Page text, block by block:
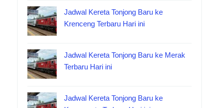
Jadwal Kereta Tonjong Baru ke
Krenceng Terbaru Hari ini
Jadwal Kereta Tonjong Baru ke Merak
Terbaru Hari ini
Jadwal Kereta Tonjong Baru ke